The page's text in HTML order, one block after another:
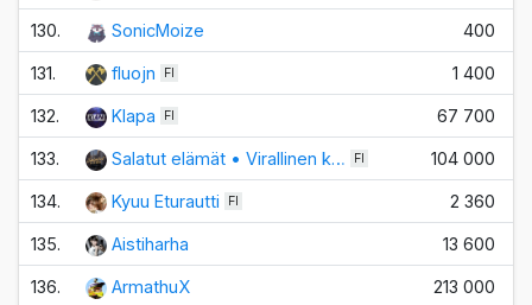
130. SonicMoize 400
131. fluojn FI 1 400
132. Klapa FI 67 700
133. Salatut elämät • Virallinen k… FI 104 000
134. Kyuu Eturautti FI 2 360
135. Aistiharha 13 600
136. ArmathuX 213 000